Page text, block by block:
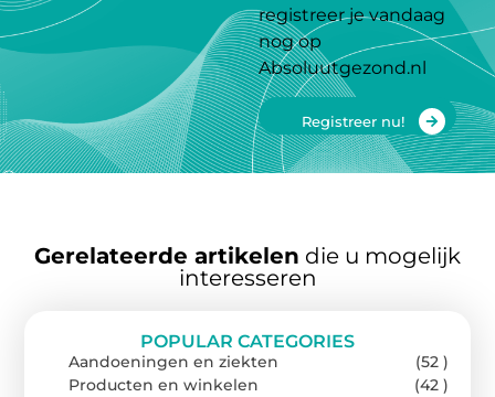
registreer je vandaag
nog op
Absoluutgezond.nl
Registreer nu!
Gerelateerde artikelen die u mogelijk
interesseren
POPULAR CATEGORIES
Aandoeningen en ziekten
(52 )
Producten en winkelen
(42 )